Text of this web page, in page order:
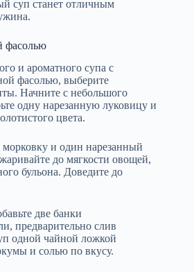
суп станет отличным
фасолью
и ароматного супа с
фасолью, выберите
Начните с небольшого
одну нарезанную луковицу и
цвета.
морковку и один нарезанный
до мягкости овощей,
бульона. Доведите до
две банки
предварительно слив
одной чайной ложкой
и солью по вкусу.